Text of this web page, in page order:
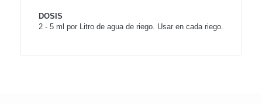
DOSIS
2 - 5 ml por Litro de agua de riego. Usar en cada riego.